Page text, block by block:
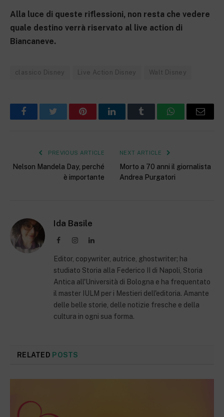
Alla luce di queste riflessioni, non resta che vedere
quale destino verrà riservato al live action di
Biancaneve.
classico Disney Live Action Disney Walt Disney
FacebookTwitter PinterestLinkedInTumblr WhatsAppEmail
PREVIOUS ARTICLE
Nelson Mandela Day, perché
è importante
NEXT ARTICLE
Morto a 70 anni il giornalista
Andrea Purgatori
Ida Basile
FacebookInstagramLinkedIn
Editor, copywriter, autrice, ghostwriter; ha
studiato Storia alla Federico II di Napoli, Storia
Antica all'Università di Bologna e ha frequentato
il master IULM per i Mestieri dell'editoria. Amante
delle belle storie, delle notizie fresche e della
cultura in ogni sua forma.
RELATED POSTS